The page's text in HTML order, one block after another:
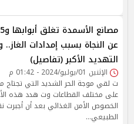
عن النجاة بسبب إمدادات الغاز..
التهديد الأكبر (تفاصيل)
الإثنين 01/يوليو/2024 - 01:42 م
ت لقي موجة الحر الشديد التي تجتاح
على مختلف القطاعات وت هدد هذه
الخصوص الأمن الغذائي بعد أن أجبرت
الطبيعي…